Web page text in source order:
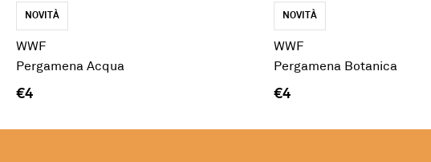
NOVITÀ
WWF
Pergamena Acqua
€4
NOVITÀ
WWF
Pergamena Botanica
€4